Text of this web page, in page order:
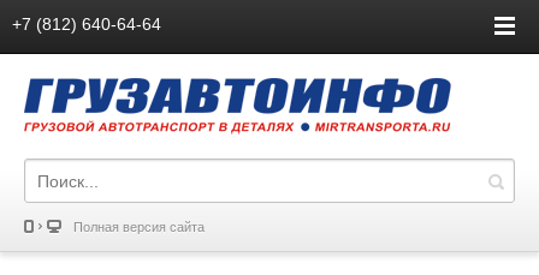
+7 (812) 640-64-64
Полная версия сайта